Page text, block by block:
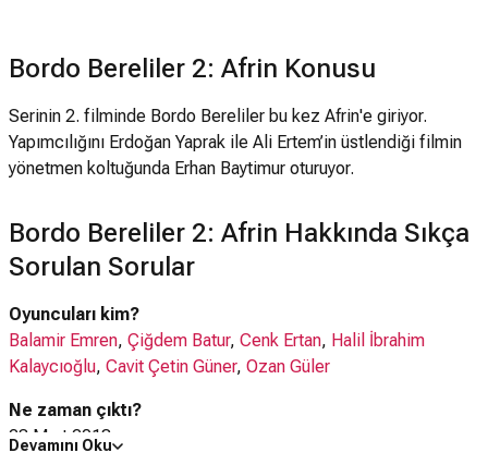
Bordo Bereliler 2: Afrin Konusu
Serinin 2. filminde Bordo Bereliler bu kez Afrin'e giriyor.
Yapımcılığını Erdoğan Yaprak ile Ali Ertem’in üstlendiği filmin
yönetmen koltuğunda Erhan Baytimur oturuyor.
Bordo Bereliler 2: Afrin Hakkında Sıkça
Sorulan Sorular
Oyuncuları kim?
Balamir Emren, Çiğdem Batur, Cenk Ertan, Halil İbrahim
Kalaycıoğlu, Cavit Çetin Güner, Ozan Güler
Ne zaman çıktı?
23 Mart 2018
Devamını Oku